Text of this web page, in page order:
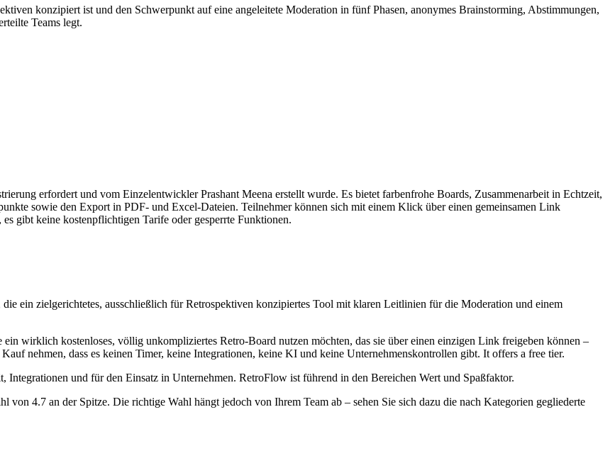
konzipiert ist und den Schwerpunkt auf eine angeleitete Moderation in fünf Phasen, anonymes Brainstorming, Abstimmungen,
Teams legt.
erfordert und vom Einzelentwickler Prashant Meena erstellt wurde. Es bietet farbenfrohe Boards, Zusammenarbeit in Echtzeit,
sowie den Export in PDF- und Excel-Dateien. Teilnehmer können sich mit einem Klick über einen gemeinsamen Link
gibt keine kostenpflichtigen Tarife oder gesperrte Funktionen.
ein zielgerichtetes, ausschließlich für Retrospektiven konzipiertes Tool mit klaren Leitlinien für die Moderation und einem
wirklich kostenloses, völlig unkompliziertes Retro-Board nutzen möchten, das sie über einen einzigen Link freigeben können –
nehmen, dass es keinen Timer, keine Integrationen, keine KI und keine Unternehmenskontrollen gibt. It offers a free tier.
und für den Einsatz in Unternehmen. RetroFlow ist führend in den Bereichen Wert und Spaßfaktor.
4.7 an der Spitze. Die richtige Wahl hängt jedoch von Ihrem Team ab – sehen Sie sich dazu die nach Kategorien gegliederte